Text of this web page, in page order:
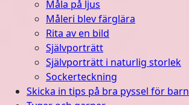
Måla på ljus
Måleri blev färglära
Rita av en bild
Självporträtt
Självporträtt i naturlig storlek
Sockerteckning
Skicka in tips på bra pyssel för barn